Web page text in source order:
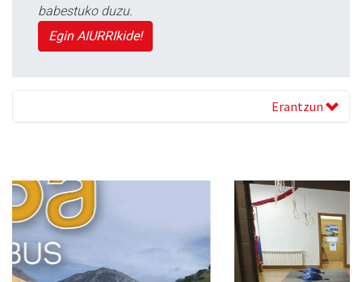
babestuko duzu.
Egin AIURRIkide!
Erantzun